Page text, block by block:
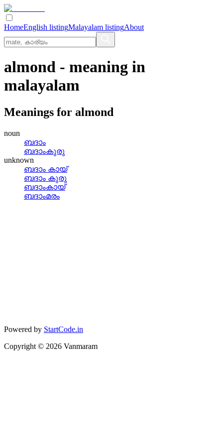
HomeEnglish listingMalayalam listingAbout
almond - meaning in
malayalam
Meanings for almond
noun
ബദാം
ബദാംകുരു
unknown
ബദാം കായ്
ബദാം കുരു
ബദാംകായ്
ബദാംമരം
Powered by StartCode.in
Copyright © 2026 Vanmaram